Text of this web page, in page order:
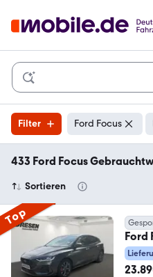
Filter Ford Focus
433 Ford Focus
Sortieren
Top
Ford